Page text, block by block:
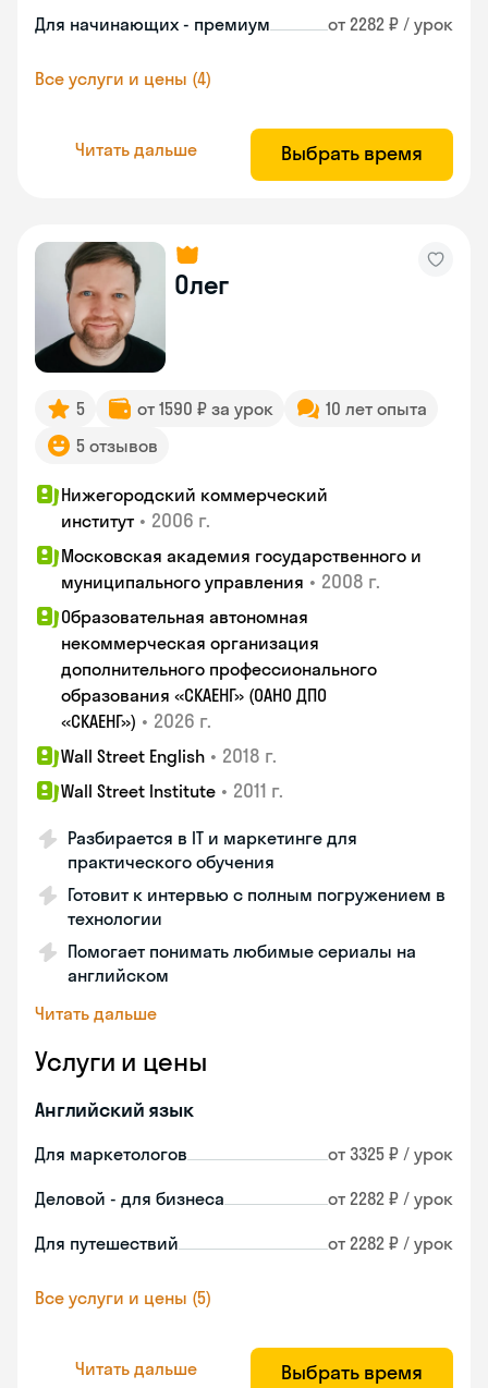
Для начинающих - премиум от 2282 ₽ / урок
Все услуги и цены (4)
Читать дальше Выбрать время
Олег
5 от 1590 ₽ за урок
10 лет опыта
5 отзывов
Нижегородский коммерческий
институт • 2006 г.
Московская академия государственного и
муниципального управления • 2008 г.
Образовательная автономная
некоммерческая организация
дополнительного профессионального
образования «СКАЕНГ» (ОАНО ДПО
«СКАЕНГ») • 2026 г.
Wall Street English • 2018 г.
Wall Street Institute • 2011 г.
Разбирается в IT и маркетинге для
практического обучения
Готовит к интервью с полным погружением в
технологии
Помогает понимать любимые сериалы на
английском
Читать дальше
Услуги и цены
Английский язык
Для маркетологов от 3325 ₽ / урок
Деловой - для бизнеса от 2282 ₽ / урок
Для путешествий от 2282 ₽ / урок
Все услуги и цены (5)
Читать дальше Выбрать время